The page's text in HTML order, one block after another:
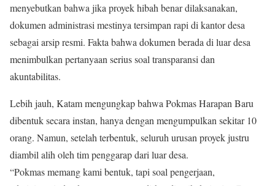
menyebutkan bahwa jika proyek hibah benar dilaksanakan,
dokumen administrasi mestinya tersimpan rapi di kantor desa
sebagai arsip resmi. Fakta bahwa dokumen berada di luar desa
menimbulkan pertanyaan serius soal transparansi dan
akuntabilitas.
Lebih jauh, Katam mengungkap bahwa Pokmas Harapan Baru
dibentuk secara instan, hanya dengan mengumpulkan sekitar 10
orang. Namun, setelah terbentuk, seluruh urusan proyek justru
diambil alih oleh tim penggarap dari luar desa.
“Pokmas memang kami bentuk, tapi soal pengerjaan,